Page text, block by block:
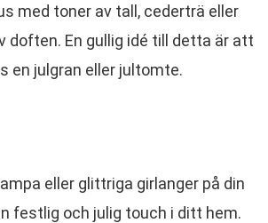
med toner av tall, cederträ eller
doften. En gullig idé till detta är att
en julgran eller jultomte.
eller glittriga girlanger på din
festlig och julig touch i ditt hem.